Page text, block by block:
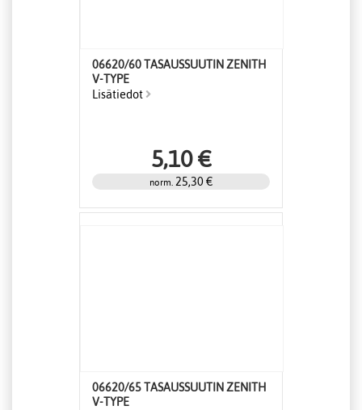
06620/60 TASAUSSUUTIN ZENITH
V-TYPE
Lisätiedot
5,10 €
norm. 25,30 €
06620/65 TASAUSSUUTIN ZENITH
V-TYPE